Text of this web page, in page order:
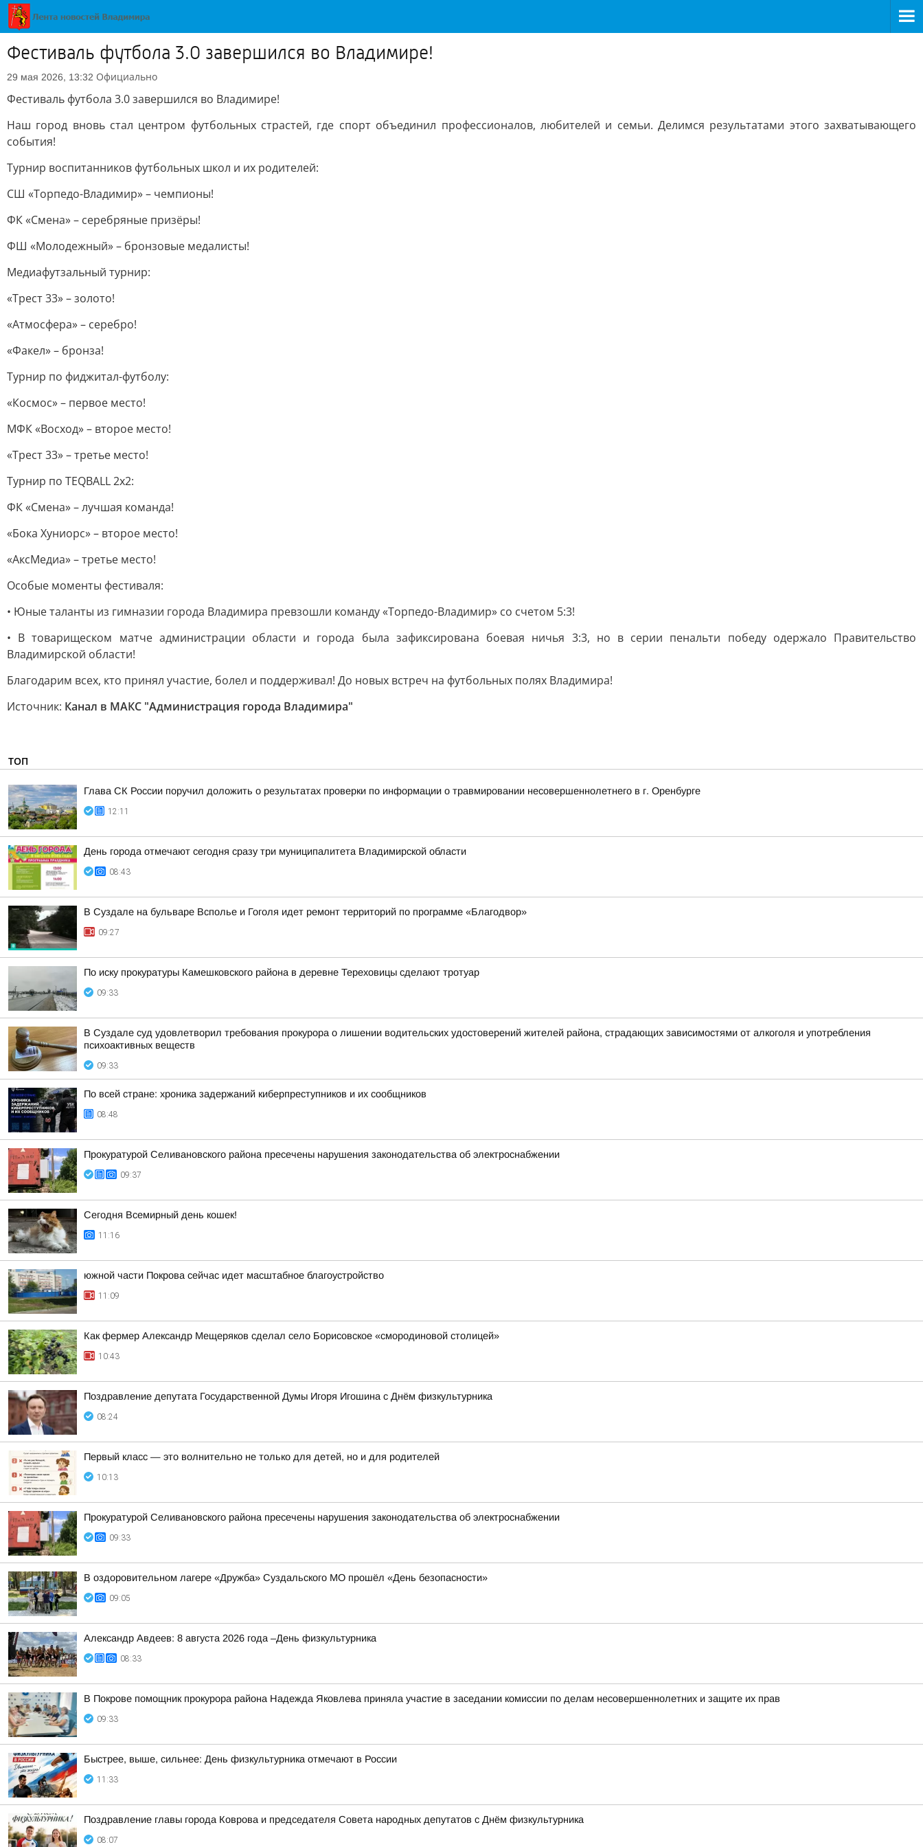
Фестиваль футбола 3.0 завершился во Владимире!
29 мая 2026, 13:32 Официально
Фестиваль футбола 3.0 завершился во Владимире!
Наш город вновь стал центром футбольных страстей, где спорт объединил профессионалов, любителей и семьи. Делимся результатами этого захватывающего
события!
Турнир воспитанников футбольных школ и их родителей:
СШ «Торпедо-Владимир» – чемпионы!
ФК «Смена» – серебряные призёры!
ФШ «Молодежный» – бронзовые медалисты!
Медиафутзальный турнир:
«Трест 33» – золото!
«Атмосфера» – серебро!
«Факел» – бронза!
Турнир по фиджитал-футболу:
«Космос» – первое место!
МФК «Восход» – второе место!
«Трест 33» – третье место!
Турнир по TEQBALL 2x2:
ФК «Смена» – лучшая команда!
«Бока Хуниорс» – второе место!
«АксМедиа» – третье место!
Особые моменты фестиваля:
• Юные таланты из гимназии города Владимира превзошли команду «Торпедо-Владимир» со счетом 5:3!
• В товарищеском матче администрации области и города была зафиксирована боевая ничья 3:3, но в серии пенальти победу одержало Правительство
Владимирской области!
Благодарим всех, кто принял участие, болел и поддерживал! До новых встреч на футбольных полях Владимира!
Источник: Канал в МАКС "Администрация города Владимира"
ТОП
Глава СК России поручил доложить о результатах проверки по информации о травмировании несовершеннолетнего в г. Оренбурге
12:11
День города отмечают сегодня сразу три муниципалитета Владимирской области
08:43
В Суздале на бульваре Всполье и Гоголя идет ремонт территорий по программе «Благодвор»
09:27
По иску прокуратуры Камешковского района в деревне Тереховицы сделают тротуар
09:33
В Суздале суд удовлетворил требования прокурора о лишении водительских удостоверений жителей района, страдающих зависимостями от алкоголя и употребления
психоактивных веществ
09:33
По всей стране: хроника задержаний киберпреступников и их сообщников
08:48
Прокуратурой Селивановского района пресечены нарушения законодательства об электроснабжении
09:37
Сегодня Всемирный день кошек!
11:16
южной части Покрова сейчас идет масштабное благоустройство
11:09
Как фермер Александр Мещеряков сделал село Борисовское «смородиновой столицей»
10:43
Поздравление депутата Государственной Думы Игоря Игошина с Днём физкультурника
08:24
Первый класс — это волнительно не только для детей, но и для родителей
10:13
Прокуратурой Селивановского района пресечены нарушения законодательства об электроснабжении
09:33
В оздоровительном лагере «Дружба» Суздальского МО прошёл «День безопасности»
09:05
Александр Авдеев: 8 августа 2026 года –День физкультурника
08:33
В Покрове помощник прокурора района Надежда Яковлева приняла участие в заседании комиссии по делам несовершеннолетних и защите их прав
09:33
Быстрее, выше, сильнее: День физкультурника отмечают в России
11:33
Поздравление главы города Коврова и председателя Совета народных депутатов с Днём физкультурника
08:07